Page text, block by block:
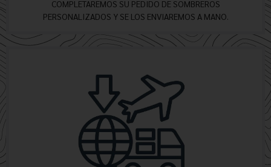
COMPLETAREMOS SU PEDIDO DE SOMBREROS
PERSONALIZADOS Y SE LOS ENVIAREMOS A MANO.